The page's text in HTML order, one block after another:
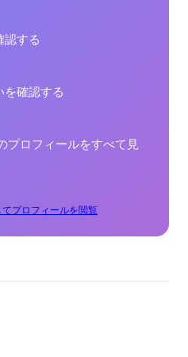
認する
を確認する
プロフィールをすべて見
てプロフィールを閲覧